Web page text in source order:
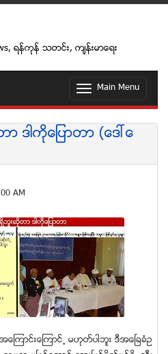
ရန္ကုန္ သတင္း, က်န္းမာေရး
T
g
l
n
a
t
i
n
Main Menu
ဒါကိုေျပာတာ (ေဒၚေ
AM
ၾကာင္းေၾကာင္႕ မဟုတ္ပါဘူး ဒီအေၿခခံဥ